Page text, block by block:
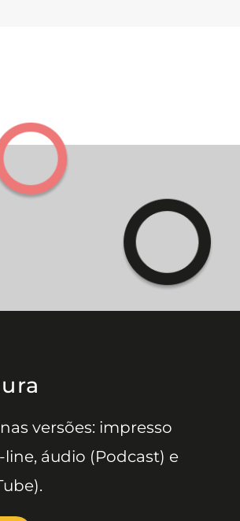
versões: impresso
áudio (Podcast) e